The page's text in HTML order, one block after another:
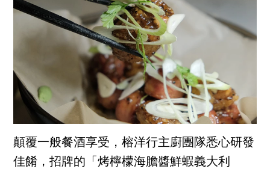
顛覆一般餐酒享受，榕洋行主廚團隊悉心研發
佳餚，招牌的「烤檸檬海膽醬鮮蝦義大利